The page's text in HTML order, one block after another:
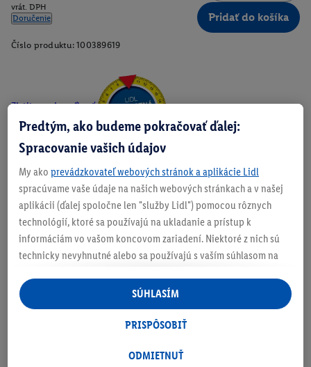
vrát. DPH
Doručenie
Pridať do košíka
Číslo produktu: 100389619
Zistite svoju veľkosť
O produkte
Podrobnosti o bezpečnosti produktu
Predtým, ako budeme pokračovať ďalej:
Spracovanie vašich údajov
My ako prevádzkovateľ webových stránok a aplikácie Lidl
spracúvame vaše údaje na našich webových stránkach a v našej
aplikácii (ďalej spoločne len "služby Lidl") pomocou rôznych
technológií, ktoré sa používajú na ukladanie a prístup k
informáciám vo vašom koncovom zariadení. Niektoré z nich sú
technicky nevyhnutné alebo sa používajú s vaším súhlasom na
personalizovanú reklamu v rámci služieb Lidl aj mimo nich. Ak
ste účastníkom programu Lidl Plus, na tieto účely sa spracúvajú
aj údaje z vášho nákupného správania v obchode.
následne si vytvoríte účet Lidl Plus alebo sa prihlásite do svojho
ODMIETNUŤ
PRISPÔSOBIŤ
SÚHLASÍM